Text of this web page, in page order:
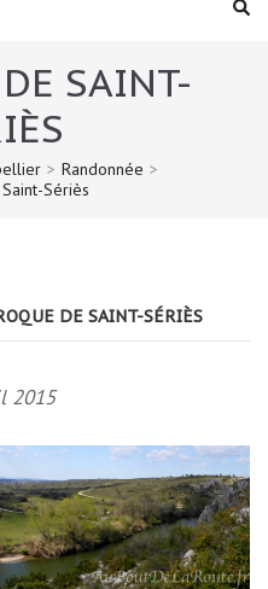
SAINT-
> Randonnée >
Sériès
DE SAINT-SÉRIÈS
2015